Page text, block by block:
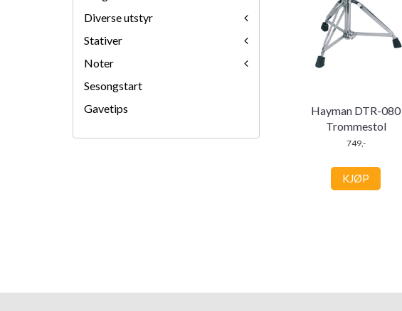
Diverse utstyr
Stativer
Noter
Sesongstart
Gavetips
Hayman DTR-080
Trommestol
749,-
KJØP